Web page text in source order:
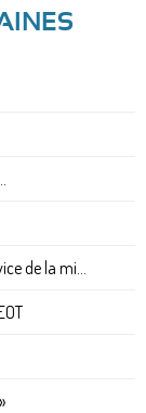
de la mi...